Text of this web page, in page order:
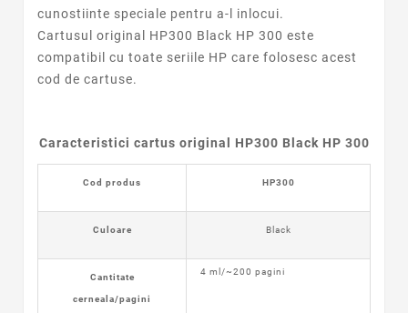
cunostiinte speciale pentru a-l inlocui.
Cartusul original HP300 Black HP 300 este
compatibil cu toate seriile HP care folosesc acest
cod de cartuse.
Caracteristici cartus original HP300 Black HP 300
Cod produs HP300
Culoare Black
Cantitate
cerneala/pagini
4 ml/~200 pagini